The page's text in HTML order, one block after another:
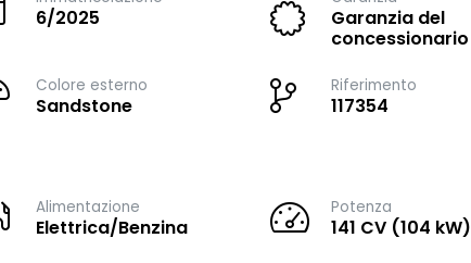
6/2025
Garanzia del
concessionario
Colore esterno
Sandstone
Riferimento
117354
Alimentazione
Elettrica/Benzina
Potenza
141 CV (104 kW)